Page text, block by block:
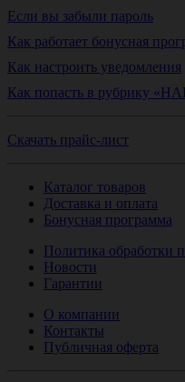
Если вы забыли пароль
Как работает бонусная
Как настроить уведомления
Как попасть в рубрику
Скачать прайс-лист
Каталог товаров
Доставка и оплата
Бонусная программа
Политика обработки
Новости
Гарантии
О компании
Контакты
Публичная оферта